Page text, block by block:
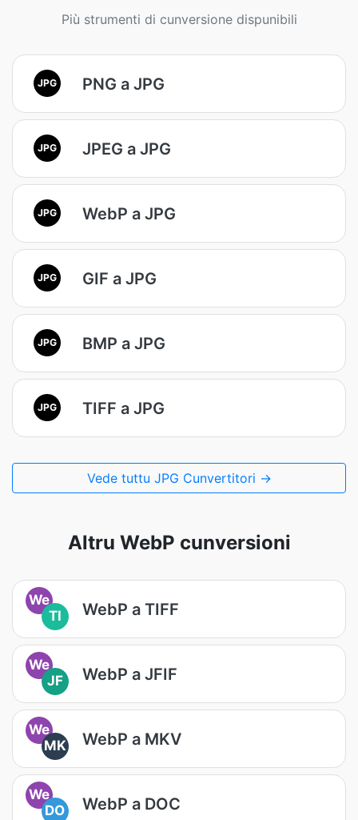
Più strumenti di cunversione dispunibili
JPG PNG a JPG
JPG JPEG a JPG
JPG WebP a JPG
JPG GIF a JPG
JPG BMP a JPG
JPG TIFF a JPG
Vede tuttu JPG Cunvertitori →
Altru WebP cunversioni
We
TI
WebP a TIFF
We
JF
WebP a JFIF
We
MK
WebP a MKV
We
DO
WebP a DOC